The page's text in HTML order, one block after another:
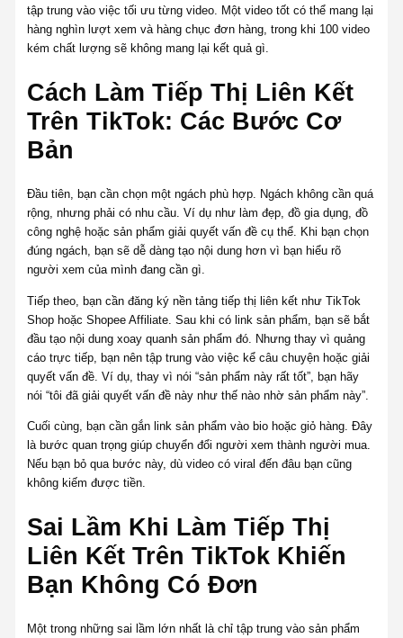
tập trung vào việc tối ưu từng video. Một video tốt có thể mang lại
hàng nghìn lượt xem và hàng chục đơn hàng, trong khi 100 video
kém chất lượng sẽ không mang lại kết quả gì.
Cách Làm Tiếp Thị Liên Kết
Trên TikTok: Các Bước Cơ
Bản
Đầu tiên, bạn cần chọn một ngách phù hợp. Ngách không cần quá
rộng, nhưng phải có nhu cầu. Ví dụ như làm đẹp, đồ gia dụng, đồ
công nghệ hoặc sản phẩm giải quyết vấn đề cụ thể. Khi bạn chọn
đúng ngách, bạn sẽ dễ dàng tạo nội dung hơn vì bạn hiểu rõ
người xem của mình đang cần gì.
Tiếp theo, bạn cần đăng ký nền tảng tiếp thị liên kết như TikTok
Shop hoặc Shopee Affiliate. Sau khi có link sản phẩm, bạn sẽ bắt
đầu tạo nội dung xoay quanh sản phẩm đó. Nhưng thay vì quảng
cáo trực tiếp, bạn nên tập trung vào việc kể câu chuyện hoặc giải
quyết vấn đề. Ví dụ, thay vì nói “sản phẩm này rất tốt”, bạn hãy
nói “tôi đã giải quyết vấn đề này như thế nào nhờ sản phẩm này”.
Cuối cùng, bạn cần gắn link sản phẩm vào bio hoặc giỏ hàng. Đây
là bước quan trọng giúp chuyển đổi người xem thành người mua.
Nếu bạn bỏ qua bước này, dù video có viral đến đâu bạn cũng
không kiếm được tiền.
Sai Lầm Khi Làm Tiếp Thị
Liên Kết Trên TikTok Khiến
Bạn Không Có Đơn
Một trong những sai lầm lớn nhất là chỉ tập trung vào sản phẩm